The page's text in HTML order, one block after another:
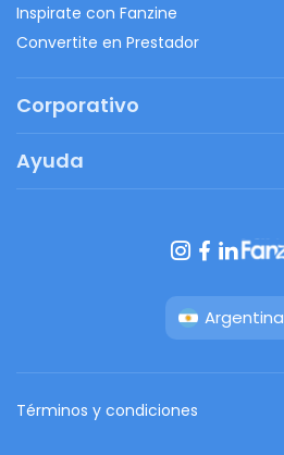
Inspirate con Fanzine
Convertite en Prestador
Corporativo
Regalos originales
Ayuda
Botón de arrepentimiento
Argentina
Términos y condiciones